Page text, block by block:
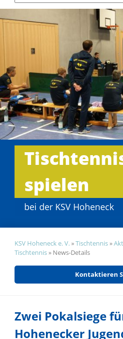
überspringen
spielen
bei der KSV Hoheneck
KSV Hoheneck e. V.»Tischtennis»
Tischtennis» News-Details
Kontaktieren
Zwei Pokalsiege
Hohenecker